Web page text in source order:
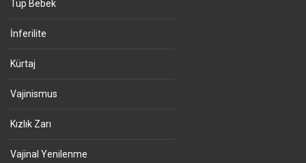
Tüp Bebek
İnferilite
Kürtaj
Vajinismus
Kızlık Zarı
Vajinal Yenilenme